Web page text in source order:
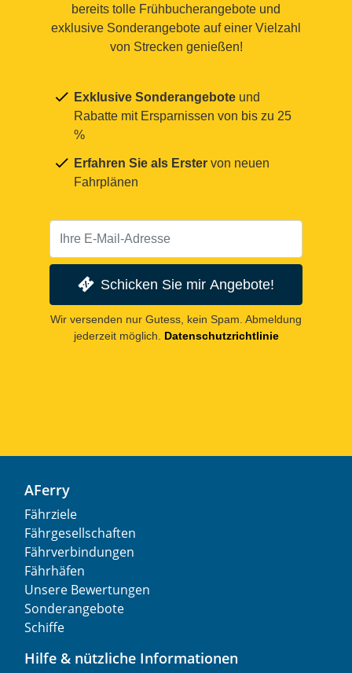
bereits tolle Frühbucherangebote und
exklusive Sonderangebote auf einer Vielzahl
von Strecken genießen!
Exklusive Sonderangebote und
Rabatte mit Ersparnissen von bis zu 25
%
Erfahren Sie als Erster von neuen
Fahrplänen
Schicken Sie mir Angebote!
Wir versenden nur Gutess, kein Spam. Abmeldung
jederzeit möglich.
Datenschutzrichtlinie
AFerry
Fährziele
Fährgesellschaften
Fährverbindungen
Fährhäfen
Unsere Bewertungen
Sonderangebote
Schiffe
Hilfe & nützliche Informationen